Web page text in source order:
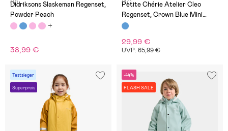
(2)
Didriksons Slaskeman Regenset,
Powder Peach
38,99 €
(17)
Petite Chérie Atelier Cleo
Regenset, Crown Blue Mini
Hearts
29,99 €
UVP: 65,99 €
Testsieger
Superpreis
-44%
FLASH SALE